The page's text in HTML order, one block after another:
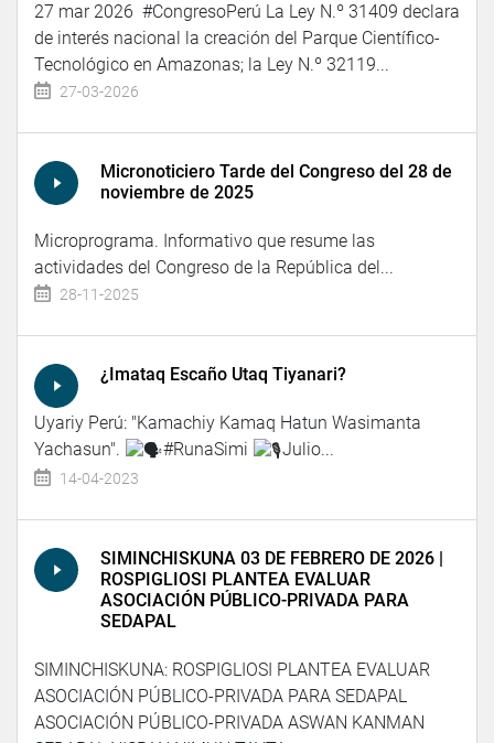
27 mar 2026 #CongresoPerú La Ley N.º 31409 declara
de interés nacional la creación del Parque Científico-
Tecnológico en Amazonas; la Ley N.º 32119...
27-03-2026
Micronoticiero Tarde del Congreso del 28 de
noviembre de 2025
Microprograma. Informativo que resume las
actividades del Congreso de la República del...
28-11-2025
¿Imataq Escaño Utaq Tiyanari?
Uyariy Perú: "Kamachiy Kamaq Hatun Wasimanta
Yachasun".
#RunaSimi Julio...
14-04-2023
SIMINCHISKUNA 03 DE FEBRERO DE 2026 |
ROSPIGLIOSI PLANTEA EVALUAR
ASOCIACIÓN PÚBLICO-PRIVADA PARA
SEDAPAL
SIMINCHISKUNA: ROSPIGLIOSI PLANTEA EVALUAR
ASOCIACIÓN PÚBLICO-PRIVADA PARA SEDAPAL
ASOCIACIÓN PÚBLICO-PRIVADA ASWAN KANMAN